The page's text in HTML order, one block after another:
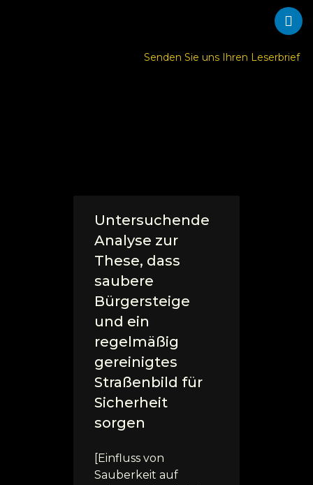
Senden Sie uns Ihren Leserbrief
Untersuchende
Analyse zur
These, dass
saubere
Bürgersteige
und ein
regelmäßig
gereinigtes
Straßenbild für
Sicherheit
sorgen
[Einfluss von
Sauberkeit auf